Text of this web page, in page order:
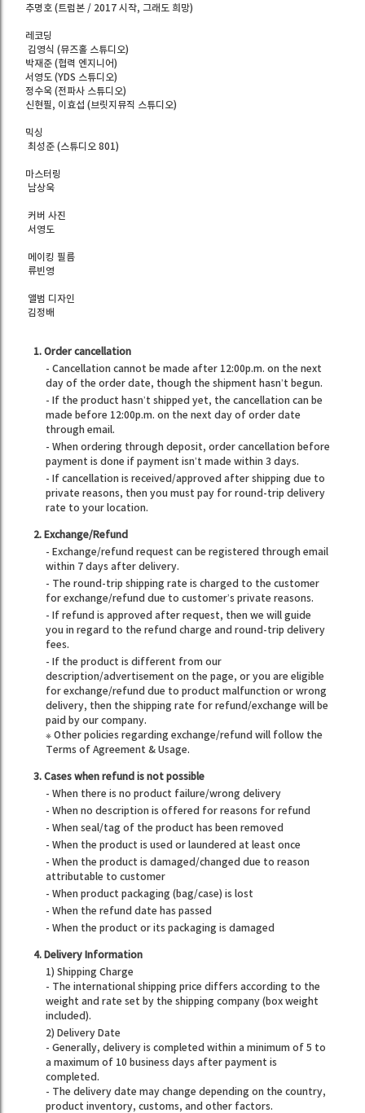
추명호 (트럼본 / 2017 시작, 그래도 희망)
레코딩
김영식 (뮤즈홀 스튜디오)
박재준 (협력 엔지니어)
서영도 (YDS 스튜디오)
정수욱 (전파사 스튜디오)
신현필, 이효섭 (브릿지뮤직 스튜디오)
믹싱
최성준 (스튜디오 801)
마스터링
남상욱
커버 사진
서영도
메이킹 필름
류빈영
앨범 디자인
김정배
1. Order cancellation
- Cancellation cannot be made after 12:00p.m. on the next
day of the order date, though the shipment hasn’t begun.
- If the product hasn’t shipped yet, the cancellation can be
made before 12:00p.m. on the next day of order date
through email.
- When ordering through deposit, order cancellation before
payment is done if payment isn’t made within 3 days.
- If cancellation is received/approved after shipping due to
private reasons, then you must pay for round-trip delivery
rate to your location.
2. Exchange/Refund
- Exchange/refund request can be registered through email
within 7 days after delivery.
- The round-trip shipping rate is charged to the customer
for exchange/refund due to customer’s private reasons.
- If refund is approved after request, then we will guide
you in regard to the refund charge and round-trip delivery
fees.
- If the product is different from our
description/advertisement on the page, or you are eligible
for exchange/refund due to product malfunction or wrong
delivery, then the shipping rate for refund/exchange will be
paid by our company.
※ Other policies regarding exchange/refund will follow the
Terms of Agreement & Usage.
3. Cases when refund is not possible
- When there is no product failure/wrong delivery
- When no description is offered for reasons for refund
- When seal/tag of the product has been removed
- When the product is used or laundered at least once
- When the product is damaged/changed due to reason
attributable to customer
- When product packaging (bag/case) is lost
- When the refund date has passed
- When the product or its packaging is damaged
4. Delivery Information
1) Shipping Charge
- The international shipping price differs according to the
weight and rate set by the shipping company (box weight
included).
2) Delivery Date
- Generally, delivery is completed within a minimum of 5 to
a maximum of 10 business days after payment is
completed.
- The delivery date may change depending on the country,
product inventory, customs, and other factors.